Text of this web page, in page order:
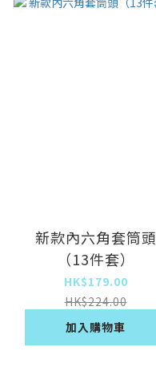
新款內六角套筒頭
（13件套）
HK$179.00
HK$224.00
加入購物車